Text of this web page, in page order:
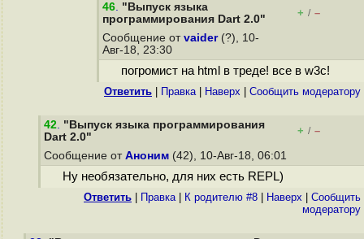
46. "Выпуск языка
программирования Dart 2.0"
+ / –
Сообщение от vaider(?), 10-
Авг-18, 23:30
погромист на html в треде! все в w3c!
Ответить Правка| Наверх Cообщить модератору
42. "Выпуск языка программирования
Dart 2.0"
+ / –
Сообщение от Аноним (42), 10-Авг-18, 06:01
Ну необязательно, для них есть REPL)
Ответить Правка| К родителю #8 Наверх
Cообщить
модератору